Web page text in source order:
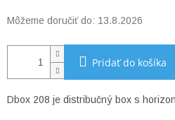
Môžeme doručiť do: 13.8.2026
Pridať do košíka
Dbox 208 je distribučný box s